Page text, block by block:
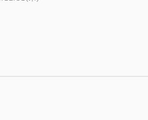
【魚料理】お魚料理